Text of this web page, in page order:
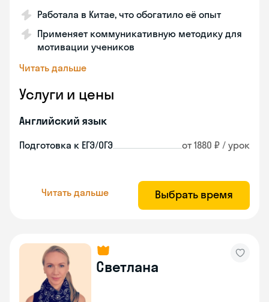
Работала в Китае, что обогатило её опыт
Применяет коммуникативную методику для
мотивации учеников
Читать дальше
Услуги и цены
Английский язык
Подготовка к ЕГЭ/ОГЭ от 1880 ₽ / урок
Читать дальше Выбрать время
Светлана